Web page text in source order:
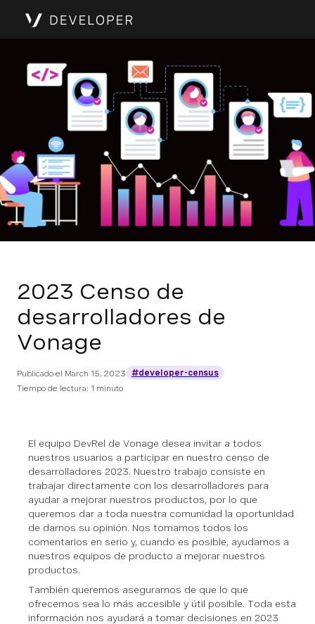
2023 Censo de
desarrolladores de
Vonage
Publicado el March 15, 2023
#developer-census
Tiempo de lectura: 1 minuto
El equipo DevRel de Vonage desea invitar a todos
nuestros usuarios a participar en nuestro censo de
desarrolladores 2023. Nuestro trabajo consiste en
trabajar directamente con los desarrolladores para
ayudar a mejorar nuestros productos, por lo que
queremos dar a toda nuestra comunidad la oportunidad
de darnos su opinión. Nos tomamos todos los
comentarios en serio y, cuando es posible, ayudamos a
nuestros equipos de producto a mejorar nuestros
productos.
También queremos asegurarnos de que lo que
ofrecemos sea lo más accesible y útil posible. Toda esta
información nos ayudará a tomar decisiones en 2023